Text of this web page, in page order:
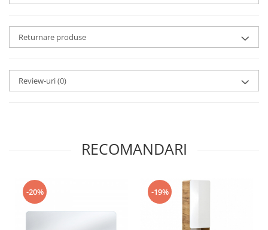
Returnare produse
Review-uri(0)
RECOMANDARI
-20% -19%